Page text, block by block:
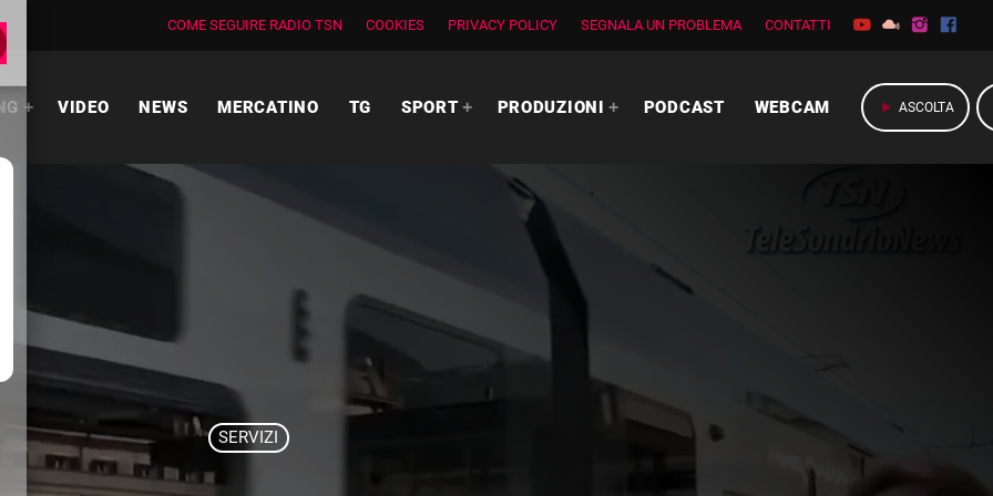
COME SEGUIRE RADIO TSN COOKIES PRIVACY POLICY SEGNALA UN PROBLEMA CONTATTI
VIDEO NEWS MERCATINO TG SPORT PRODUZIONI PODCAST WEBCAM play_arrow ASCOLTA
SERVIZI